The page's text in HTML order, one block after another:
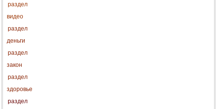
раздел
видео
раздел
деньги
раздел
закон
раздел
здоровье
раздел